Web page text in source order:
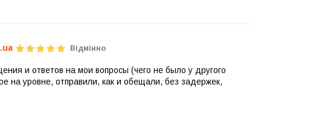
Відмінно
и ответов на мои вопросы (чего не было у другого
на уровне, отправили, как и обещали, без задержек,